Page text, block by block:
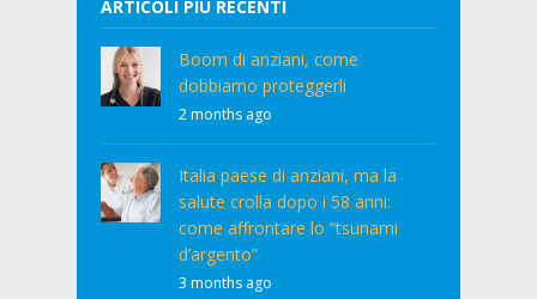
ARTICOLI PIÙ RECENTI
Boom di anziani, come
dobbiamo proteggerli
2 months ago
Italia paese di anziani, ma la
salute crolla dopo i 58 anni:
come affrontare lo “tsunami
d’argento”
3 months ago